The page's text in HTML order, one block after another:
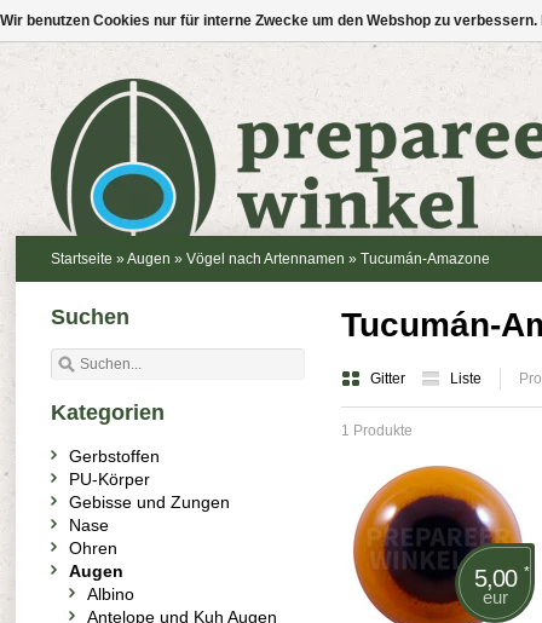
Startseite » Augen » Vögel nach Artennamen » Tucumán-Amazone
Tucumán-
Gitter Liste
1 Produkte
5,00 *
eur
Suchen
Kategorien
Gerbstoffen
PU-Körper
Gebisse und Zungen
Nase
Ohren
Augen
Albino
Antelope und Kuh Augen
Wir benutzen Cookies nur für interne Zwecke um den Webshop zu